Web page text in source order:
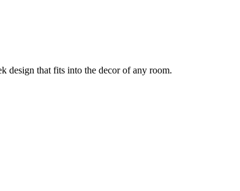
that fits into the decor of any room.